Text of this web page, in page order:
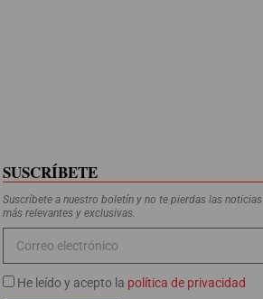
SUSCRÍBETE
Suscríbete a nuestro boletín y no te pierdas las noticias
más relevantes y exclusivas.
He leído y acepto la política de privacidad